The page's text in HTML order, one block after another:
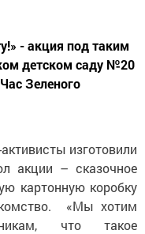
- акция под таким
детском саду №20
Зеленого
изготовили
акции – сказочное
картонную коробку
«Мы хотим
что такое